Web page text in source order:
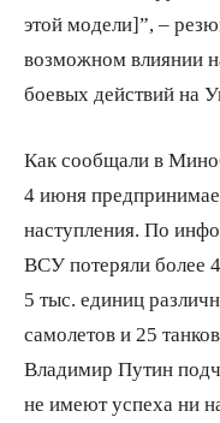
этой модели]”, –
возможном влиянии
боевых действий на
Как сообщали в
4 июня
наступления. По
ВСУ потеряли более
5 тыс. единиц
самолетов и 25
Владимир Путин
не имеют успеха ни